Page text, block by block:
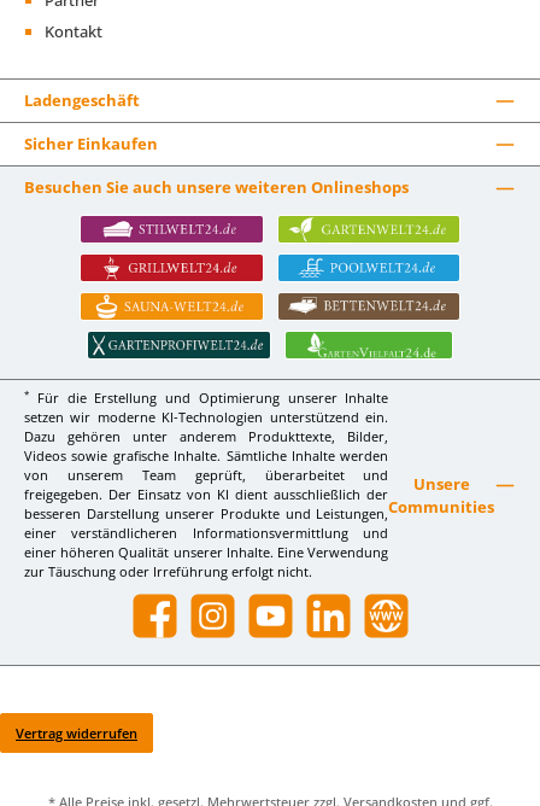
Kontakt
Ladengeschäft
Sicher Einkaufen
Besuchen Sie auch unsere weiteren Onlineshops
*
Für die Erstellung und Optimierung unserer Inhalte
setzen wir moderne KI-Technologien unterstützend ein.
Dazu gehören unter anderem Produkttexte, Bilder,
Videos sowie grafische Inhalte. Sämtliche Inhalte werden
von unserem Team geprüft, überarbeitet und
freigegeben. Der Einsatz von KI dient ausschließlich der
besseren Darstellung unserer Produkte und Leistungen,
einer verständlicheren Informationsvermittlung und
einer höheren Qualität unserer Inhalte. Eine Verwendung
zur Täuschung oder Irreführung erfolgt nicht.
Unsere
Communities
Facebook InstagramYouTube LinkedIn Website
Vertrag widerrufen
* Alle Preise inkl. gesetzl. Mehrwertsteuer zzgl. Versandkosten und ggf.